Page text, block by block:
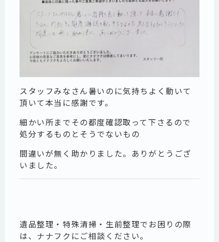
スタッフみなさん暑いのに気持ちよく動いて
頂いて本当に感謝です。
細かい所までその都度確認取って下さるので
処分するものとそうでないもの
間違いが無く助かりました。ありがとうござ
いました。
遺品整理・特殊清掃・生前整理でお困りの際
は、ナナフクにご相談ください。